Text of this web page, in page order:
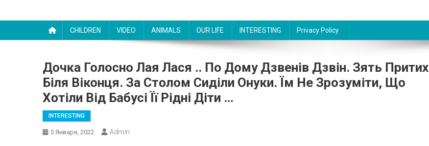
CHILDREN VIDEO ANIMALS OUR LIFE INTERESTING Privacy Policy
Дочка Голосно Лая Лася .. По Дому Дзвенів Дзвін. Зять Притих
Біля Віконця. За Столом Сиділи Онуки. Їм Не Зрозуміти, Що
Хотіли Від Бабусі Її Рідні Діти …
INTERESTING
5 Января, 2022 Admin